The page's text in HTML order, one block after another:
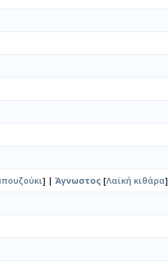
] | Άγνωστος [Λαϊκή κιθάρα]